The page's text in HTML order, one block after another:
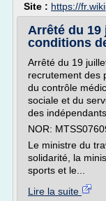
Site : https://
Arrêté du 19
conditions
Arrêté du 19
recrutement des
du contrôle
sociale et du
des indépendants
NOR:
Le ministre du
solidarité, la
sports et le...
Lire la suite